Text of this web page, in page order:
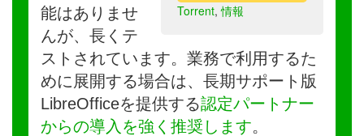
Torrent,情報
能はありませ
んが、長くテ
ストされています。業務で利用するた
めに展開する場合は、長期サポート版
LibreOfficeを提供する認定パートナー
からの導入を強く推奨します。